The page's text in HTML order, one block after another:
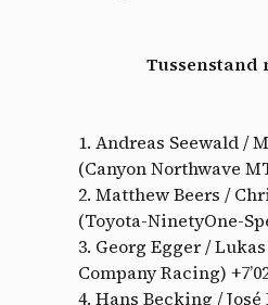
Tussenstand
1. Andreas Seewald /
(Canyon Northwave
2. Matthew Beers /
(Toyota-NinetyOne-
3. Georg Egger /
Company Racing)
4. Hans Becking /